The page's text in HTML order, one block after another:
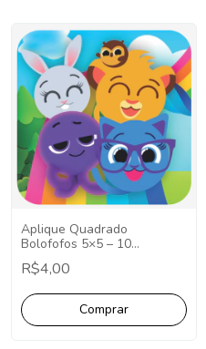
Aplique Quadrado
Bolofofos 5×5 – 10
Unidades.
R$4,00